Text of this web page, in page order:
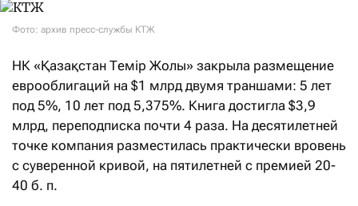
Фото: архив пресс-службы КТЖ
НК «Қазақстан Темір Жолы» закрыла размещение
еврооблигаций на $1 млрд двумя траншами: 5 лет
под 5%, 10 лет под 5,375%. Книга достигла $3,9
млрд, переподписка почти 4 раза. На десятилетней
точке компания разместилась практически вровень
с суверенной кривой, на пятилетней с премией 20-
40 б. п.